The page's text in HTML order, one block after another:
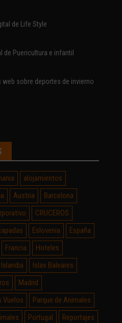
de Life Style
de Puericultura e infantil
web sobre deportes de invierno
alojamientos
Austria
Barcelona
CRUCEROS
Eslovenia
España
Francia
Hoteles
Islandia
Islas Baleares
Madrid
Vuelos
Parque de Animales
Portugal
Reportajes